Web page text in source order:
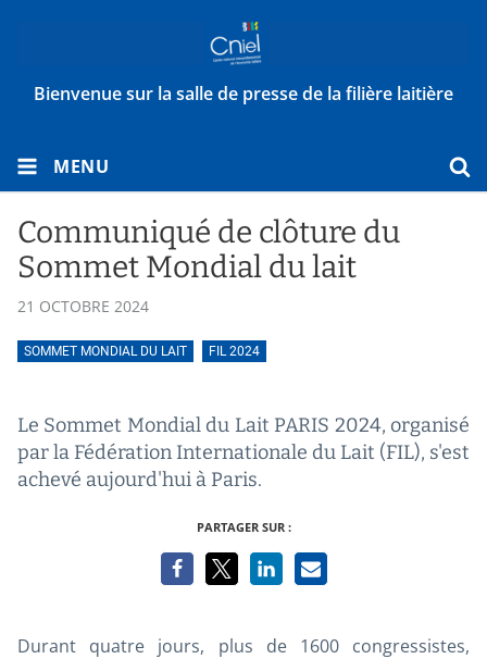
Bienvenue sur la salle de presse de la filière laitière
MENU
Communiqué de clôture du
Sommet Mondial du lait
21 OCTOBRE 2024
SOMMET MONDIAL DU LAIT FIL 2024
Le Sommet Mondial du Lait PARIS 2024, organisé
par la Fédération Internationale du Lait (FIL), s'est
achevé aujourd'hui à Paris.
PARTAGER SUR :
Durant quatre jours, plus de 1600 congressistes,